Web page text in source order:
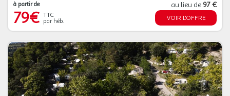
à partir de
79€ TTC
par héb.
au lieu de 97 €
VOIR L'OFFRE